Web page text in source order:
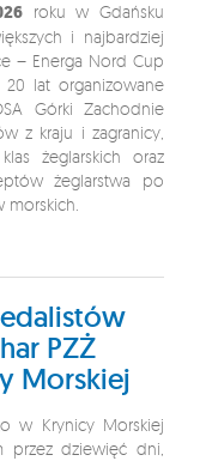
roku w Gdańsku
i najbardziej
– Energa Nord Cup
lat organizowane
Górki Zachodnie
z kraju i zagranicy,
żeglarskich oraz
żeglarstwa po
PZŻ
Morskiej
w Krynicy Morskiej
przez dziewięć dni,